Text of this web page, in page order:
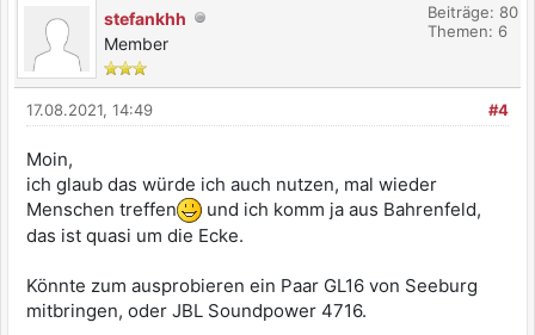
stefankhh
Member
Beiträge: 80
Themen: 6
#4
17.08.2021, 14:49
Moin,
ich glaub das würde ich auch nutzen, mal wieder
Menschen treffen
und ich komm ja aus Bahrenfeld,
das ist quasi um die Ecke.
Könnte zum ausprobieren ein Paar GL16 von Seeburg
mitbringen, oder JBL Soundpower 4716.